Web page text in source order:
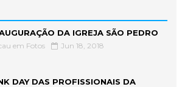
DA IGREJA SÃO PEDRO
em Fotos Jun 18, 2018
DAY DAS PROFISSIONAIS DA